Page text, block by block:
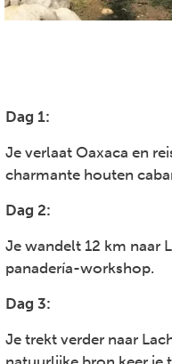
Dag 1:
Je verlaat Oaxaca en
charmante houten
Dag 2:
Je wandelt 12 km naar
panadería-workshop.
Dag 3:
Je trekt verder naar